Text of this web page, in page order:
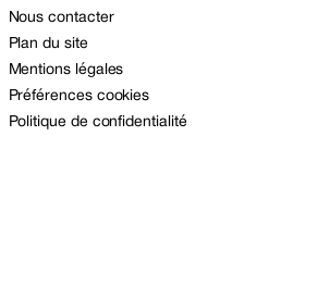
Nous contacter
Plan du site
Mentions légales
Préférences cookies
Politique de confidentialité